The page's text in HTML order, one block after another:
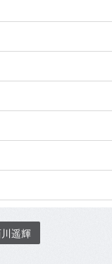
遥輝